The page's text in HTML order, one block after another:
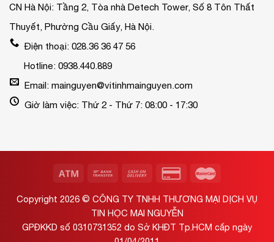
CN Hà Nội: Tầng 2, Tòa nhà Detech Tower, Số 8 Tôn Thất
Thuyết, Phường Cầu Giấy, Hà Nội.
Điện thoại: 028.36 36 47 56
Hotline: 0938.440.889
Email: mainguyen@vitinhmainguyen.com
Giờ làm việc: Thứ 2 - Thứ 7: 08:00 - 17:30
Copyright 2026 © CÔNG TY TNHH THƯƠNG MẠI DỊCH VỤ
TIN HỌC MAI NGUYỄN
GPĐKKD số 0310731352 do Sở KHĐT Tp.HCM cấp ngày